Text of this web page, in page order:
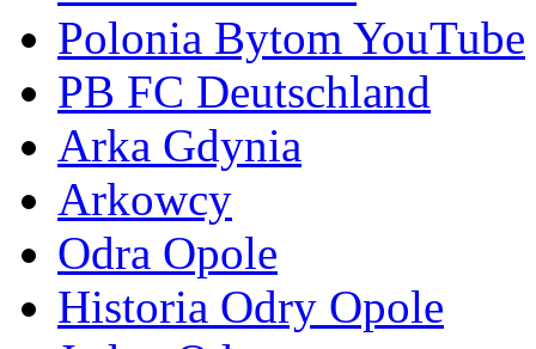
Polonia Bytom YouTube
PB FC Deutschland
Arka Gdynia
Arkowcy
Odra Opole
Historia Odry Opole